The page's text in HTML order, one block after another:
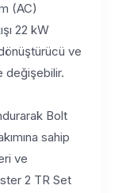
(AC)
22 kW
dönüştürücü ve
değişebilir.
Bolt
sahip
ve
2 TR Set